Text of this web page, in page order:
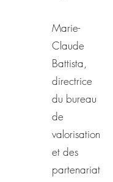
Marie-
Claude
Battista,
directrice
du bureau
de
valorisation
et des
partenariat